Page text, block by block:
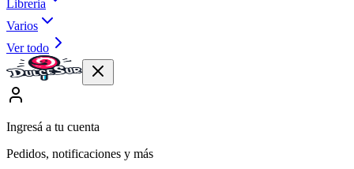
Libreria
Varios
Ver todo
Ingresá a tu cuenta
Pedidos, notificaciones y más